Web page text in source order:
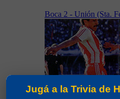
13/09/1987
Boca 2 - Unión (Sta.
Jugá a la Trivia de